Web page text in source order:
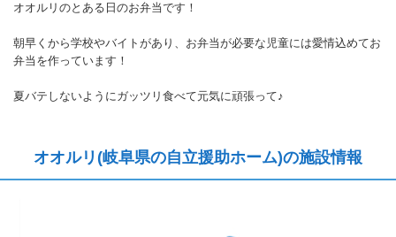
オオルリのとある日のお弁当です！
朝早くから学校やバイトがあり、お弁当が必要な児童には愛情込めてお
弁当を作っています！
夏バテしないようにガッツリ食べて元気に頑張って♪
オオルリ(岐阜県の自立援助ホーム)の施設情報